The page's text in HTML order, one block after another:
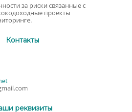
за риски связанные с
проекты
Контакты
реквизиты